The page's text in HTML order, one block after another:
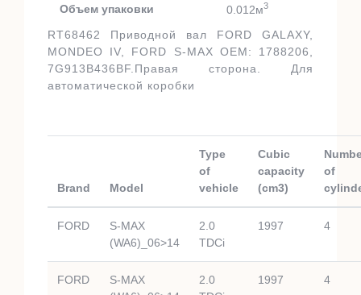
Объем упаковки 0.012м3
RT68462 Приводной вал FORD GALAXY,
MONDEO IV, FORD S-MAX OEM: 1788206,
7G913B436BF.Правая сторона. Для
автоматической коробки
Brand Model
Type
of
vehicle
Cubic
capacity
(cm3)
of
FORD
S-MAX
(WA6)_06>14
2.0
TDCi
1997 4
FORD
S-MAX
2.0
1997 4